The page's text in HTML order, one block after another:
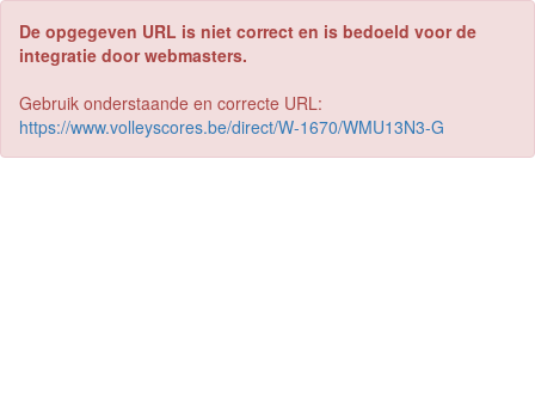
De opgegeven URL is niet correct en is bedoeld voor de
integratie door webmasters.
Gebruik onderstaande en correcte URL:
https://www.volleyscores.be/direct/W-1670/WMU13N3-G